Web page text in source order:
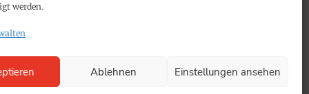
werden.
Ablehnen Einstellungen ansehen